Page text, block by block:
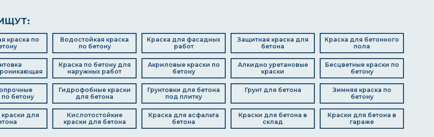
краска по
Водостойкая краска
по бетону
Краска для фасадных
работ
Защитная краска для
бетона
Краска для бетонного
пола
Краска по бетону для
наружных работ
Акриловые краски по
бетону
Алкидно уретановые
краски
Бесцветные краски по
бетону
по бетону
Гидрофобные краски
для бетона
Грунтовки для бетона
под плитку
Грунт для бетона
Зимняя краска по
бетону
для
Кислотостойкие
краски для бетона
Краска для асфальта
бетона
Краски для бетона в
склад
Краски для бетона в
гараже